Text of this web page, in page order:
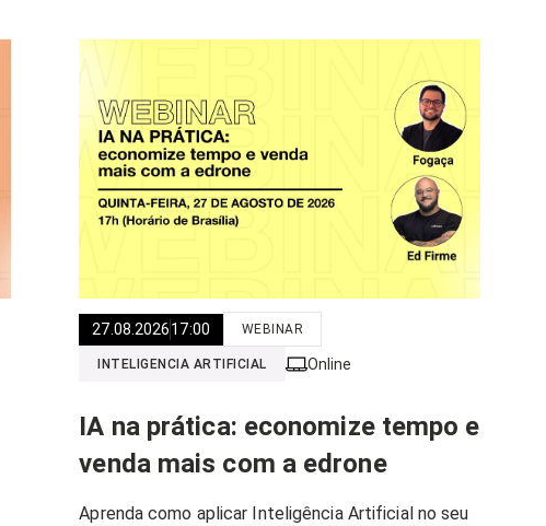
27.08.202617:00 WEBINAR
INTELIGENCIA ARTIFICIAL Online
IA na prática: economize tempo e
venda mais com a edrone
Aprenda como aplicar Inteligência Artificial no seu